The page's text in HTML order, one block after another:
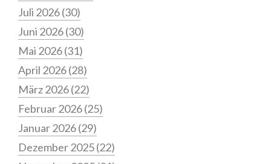
Juli 2026(30)
Juni 2026(30)
Mai 2026(31)
April 2026(28)
März 2026(22)
Februar 2026(25)
Januar 2026(29)
Dezember 2025(22)